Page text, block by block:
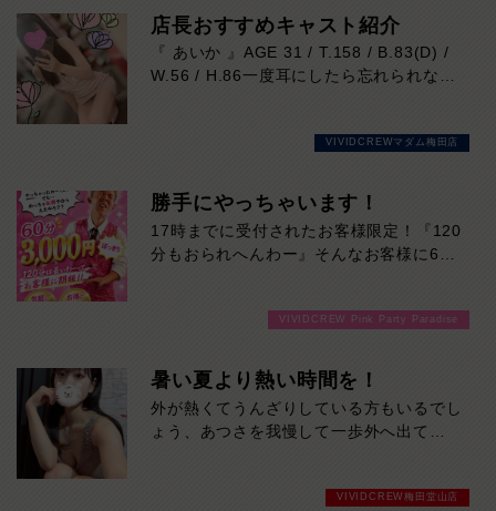
延長交渉一切なし。
だから最後まで気楽に楽しめます！
店長おすすめキャスト紹介
『 あいか 』AGE 31 / T.158 / B.83(D) /
W.56 / H.86一度耳にしたら忘れられな
細やかな気配りと癒しの接客はまさに一級
Dカップの美しいシルエットも目を惹きま
す。親近感のある一面もあり、自然と会話
が弾むこと間違いなし。飾らない人柄も彼
女らしい魅力です。優しく寄り添う空気感
さを兼ね備えた、これから人気急上昇間違
いなしの注目キャストです。本日の出勤…
VIVIDCREWマダム梅田店
勝手にやっちゃいます！
17時までに受付されたお客様限定！『120
分もおられへんわー』そんなお客様に60
めるチャンス！たっぷり楽しみたい方は
分！その日の予定に合わせてお選びくださ
い！ご来店お待ちしております！
VIVIDCREW Pink Party Paradise
暑い夏より熱い時間を！
外が熱くてうんざりしている方もいるでし
ょう、あつさを我慢して一歩外へ出て
VIVIDCREW梅田堂山店